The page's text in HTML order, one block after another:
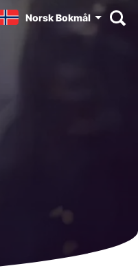
Norsk Bokmål